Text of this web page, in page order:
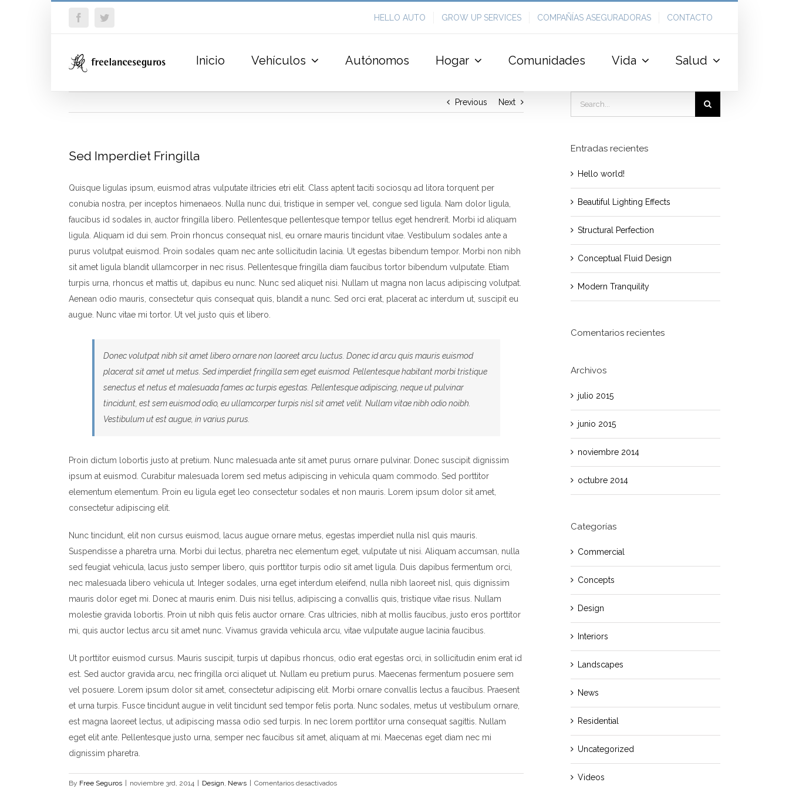
Facebook HELLO AUTO GROW UP SERVICES COMPAÑÍAS ASEGURADORAS CONTACTO
Inicio Vehículos Autónomos Hogar Comunidades Vida Salud
Previous Next
Sed Imperdiet Fringilla
Quisque ligulas ipsum, euismod atras vulputate iltricies etri elit. Class aptent taciti sociosqu ad litora torquent per
conubia nostra, per inceptos himenaeos. Nulla nunc dui, tristique in semper vel, congue sed ligula. Nam dolor ligula,
faucibus id sodales in, auctor fringilla libero. Pellentesque pellentesque tempor tellus eget hendrerit. Morbi id aliquam
ligula. Aliquam id dui sem. Proin rhoncus consequat nisl, eu ornare mauris tincidunt vitae. Vestibulum sodales ante a
purus volutpat euismod. Proin sodales quam nec ante sollicitudin lacinia. Ut egestas bibendum tempor. Morbi non nibh
sit amet ligula blandit ullamcorper in nec risus. Pellentesque fringilla diam faucibus tortor bibendum vulputate. Etiam
turpis urna, rhoncus et mattis ut, dapibus eu nunc. Nunc sed aliquet nisi. Nullam ut magna non lacus adipiscing volutpat.
Aenean odio mauris, consectetur quis consequat quis, blandit a nunc. Sed orci erat, placerat ac interdum ut, suscipit eu
augue. Nunc vitae mi tortor. Ut vel justo quis et libero.
Donec volutpat nibh sit amet libero ornare non laoreet arcu luctus. Donec id arcu quis mauris euismod
placerat sit amet ut metus. Sed imperdiet fringilla sem eget euismod. Pellentesque habitant morbi tristique
senectus et netus et malesuada fames ac turpis egestas. Pellentesque adipiscing, neque ut pulvinar
tincidunt, est sem euismod odio, eu ullamcorper turpis nisl sit amet velit. Nullam vitae nibh odio noibh.
Vestibulum ut est augue, in varius purus.
Proin dictum lobortis justo at pretium. Nunc malesuada ante sit amet purus ornare pulvinar. Donec suscipit dignissim
ipsum at euismod. Curabitur malesuada lorem sed metus adipiscing in vehicula quam commodo. Sed porttitor
elementum elementum. Proin eu ligula eget leo consectetur sodales et non mauris. Lorem ipsum dolor sit amet,
consectetur adipiscing elit.
Nunc tincidunt, elit non cursus euismod, lacus augue ornare metus, egestas imperdiet nulla nisl quis mauris.
Suspendisse a pharetra urna. Morbi dui lectus, pharetra nec elementum eget, vulputate ut nisi. Aliquam accumsan, nulla
sed feugiat vehicula, lacus justo semper libero, quis porttitor turpis odio sit amet ligula. Duis dapibus fermentum orci,
nec malesuada libero vehicula ut. Integer sodales, urna eget interdum eleifend, nulla nibh laoreet nisl, quis dignissim
mauris dolor eget mi. Donec at mauris enim. Duis nisi tellus, adipiscing a convallis quis, tristique vitae risus. Nullam
molestie gravida lobortis. Proin ut nibh quis felis auctor ornare. Cras ultricies, nibh at mollis faucibus, justo eros porttitor
mi, quis auctor lectus arcu sit amet nunc. Vivamus gravida vehicula arcu, vitae vulputate augue lacinia faucibus.
Ut porttitor euismod cursus. Mauris suscipit, turpis ut dapibus rhoncus, odio erat egestas orci, in sollicitudin enim erat id
est. Sed auctor gravida arcu, nec fringilla orci aliquet ut. Nullam eu pretium purus. Maecenas fermentum posuere sem
vel posuere. Lorem ipsum dolor sit amet, consectetur adipiscing elit. Morbi ornare convallis lectus a faucibus. Praesent
et urna turpis. Fusce tincidunt augue in velit tincidunt sed tempor felis porta. Nunc sodales, metus ut vestibulum ornare,
est magna laoreet lectus, ut adipiscing massa odio sed turpis. In nec lorem porttitor urna consequat sagittis. Nullam
eget elit ante. Pellentesque justo urna, semper nec faucibus sit amet, aliquam at mi. Maecenas eget diam nec mi
dignissim pharetra.
By Free Seguros noviembre 3rd, 2014 Design, News Comentarios desactivadosen
for:
Entradas recientes
Hello world!
Beautiful Lighting Effects
Structural Perfection
Conceptual Fluid Design
Modern Tranquility
Comentarios recientes
Archivos
julio 2015
junio 2015
noviembre 2014
octubre 2014
Categorías
Commercial
Concepts
Design
Interiors
Landscapes
News
Residential
Uncategorized
Videos